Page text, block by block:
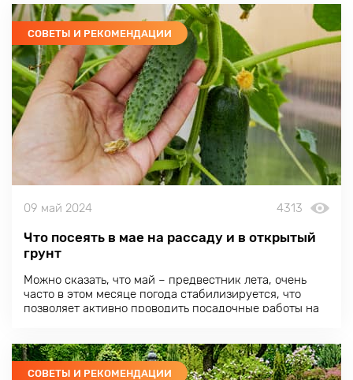
СОВЕТЫ И РЕКОМЕНДАЦИИ
09 май 2024 4313
Что посеять в мае на рассаду и в открытый
грунт
Можно сказать, что май – предвестник лета, очень
часто в этом месяце погода стабилизируется, что
позволяет активно проводить посадочные работы на
семян.
СОВЕТЫ И РЕКОМЕНДАЦИИ